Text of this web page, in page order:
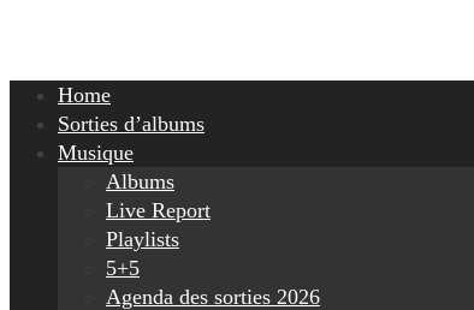
Home
Sorties d’albums
Musique
Albums
Live Report
Playlists
5+5
Agenda des sorties 2026